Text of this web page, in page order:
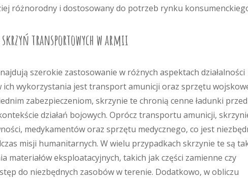
różnorodny i dostosowany do potrzeb rynku
skrzyń transportowych w armii
szerokie zastosowanie w różnych aspektach działalności
ich wykorzystania jest transport amunicji oraz sprzętu
zabezpieczeniom, skrzynie te chronią cenne ładunki przed
działań bojowych. Oprócz transportu amunicji,
medykamentów oraz sprzętu medycznego, co jest
misji humanitarnych. W wielu przypadkach skrzynie te są
materiałów eksploatacyjnych, takich jak części zamienne czy
do niezbędnych zasobów w terenie. Dodatkowo, w obliczu